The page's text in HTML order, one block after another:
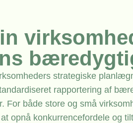
strategiske
rapportering af
For både store og små
opnå konkurrencefordele og